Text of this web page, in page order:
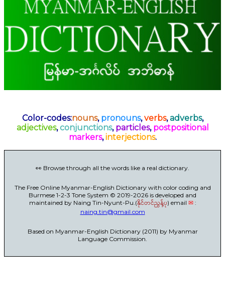
Color-codes:nouns, pronouns,verbs,adverbs,
adjectives,conjunctions, particles, postpositional
markers,interjections.
👀 Browse through all the words like a real dictionary.
The Free Online Myanmar-English Dictionary with color coding and
Burmese 1-2-3 Tone System © 2019-2026 is developed and
maintained by Naing Tin-Nyunt-Pu.(နိုင်တင်ညွန့်ပု) email ✉:
naing.tin@gmail.com
Based on Myanmar-English Dictionary (2011) by Myanmar
Language Commission.